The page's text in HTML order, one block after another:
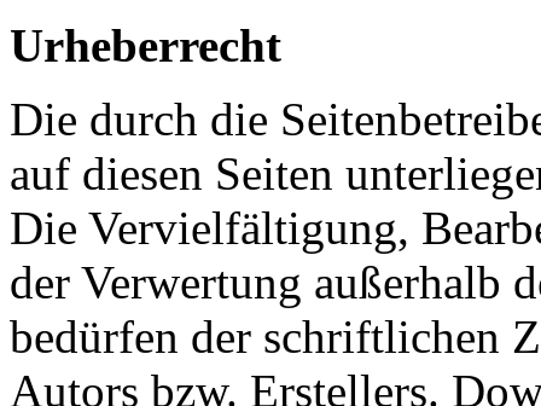
Urheberrecht
Die durch die
auf diesen Seiten
Die Vervielfältigung,
der Verwertung außerhalb
bedürfen der schriftlichen
Autors bzw. Erstellers.